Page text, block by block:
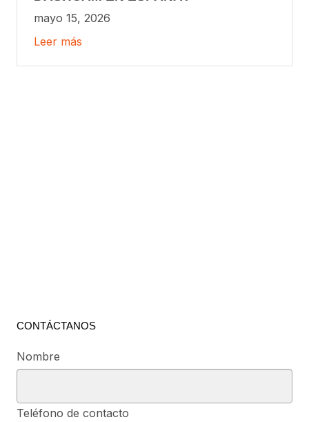
mayo 15, 2026
Leer más
CONTÁCTANOS
Nombre
Teléfono de contacto